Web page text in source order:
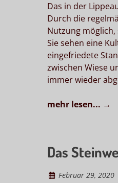
Das in der
Durch die
Nutzung möglich,
Sie sehen eine
eingefriedete
zwischen Wiese
immer wieder
mehr lesen... →
Das
Februar 29, 2020